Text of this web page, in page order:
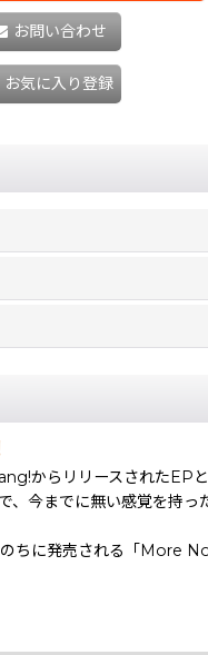
お問い合わせ
お気に入り登録
らリリースされたEPと
、今までに無い感覚
ちに発売される「